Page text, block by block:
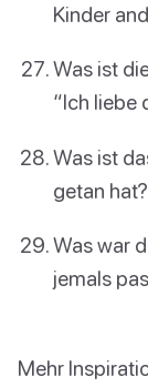
Kinder
Was ist
“Ich liebe
Was ist
getan hat?
Was war
jemals
Mehr